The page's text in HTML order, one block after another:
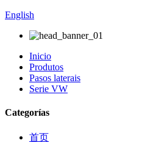
English
Inicio
Produtos
Pasos laterais
Serie VW
Categorías
首页